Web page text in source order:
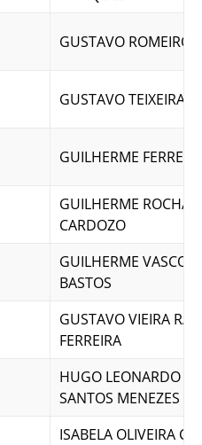
GUSTAVO ROMEIRO
GUSTAVO TEIXEIRA
GUILHERME
GUILHERME ROCHA
CARDOZO
GUILHERME
BASTOS
GUSTAVO VIEIRA
FERREIRA
HUGO LEONARDO
SANTOS MENEZES
ISABELA OLIVEIRA